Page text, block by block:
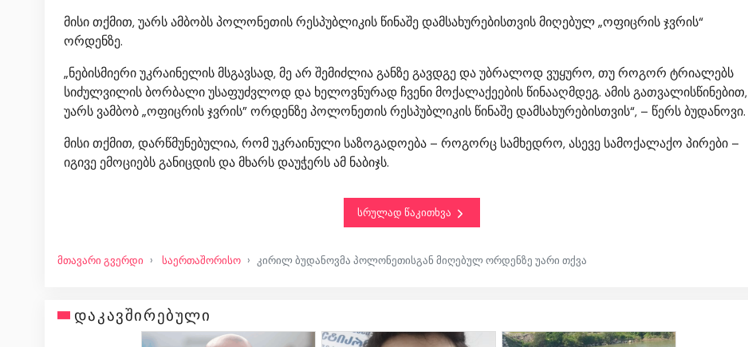
მისი თქმით, უარს ამბობს პოლონეთის რესპუბლიკის წინაშე დამსახურებისთვის მიღებულ „ოფიცრის ჯვრის“
ორდენზე.
„ნებისმიერი უკრაინელის მსგავსად, მე არ შემიძლია განზე გავდგე და უბრალოდ ვუყურო, თუ როგორ ტრიალებს
სიძულვილის ბორბალი უსაფუძვლოდ და ხელოვნურად ჩვენი მოქალაქეების წინააღმდეგ. ამის გათვალისწინებით,
უარს ვამბობ „ოფიცრის ჯვრის” ორდენზე პოლონეთის რესპუბლიკის წინაშე დამსახურებისთვის“, – წერს ბუდანოვი.
მისი თქმით, დარწმუნებულია, რომ უკრაინული საზოგადოება – როგორც სამხედრო, ასევე სამოქალაქო პირები –
იგივე ემოციებს განიცდის და მხარს დაუჭერს ამ ნაბიჯს.
სრულად წაკითხვა
მთავარი გვერდი საერთაშორისო კირილ ბუდანოვმა პოლონეთისგან მიღებულ ორდენზე უარი თქვა
დაკავშირებული